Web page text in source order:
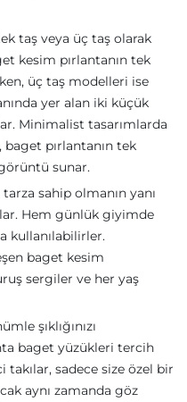
taş veya üç taş olarak
kesim pırlantanın tek
üç taş modelleri ise
yer alan iki küçük
Minimalist tasarımlarda
baget pırlantanın tek
sunar.
sahip olmanın yanı
Hem günlük giyimde
kullanılabilirler.
baget kesim
sergiler ve her yaş
şıklığınızı
baget yüzükleri tercih
sadece size özel bir
aynı zamanda göz